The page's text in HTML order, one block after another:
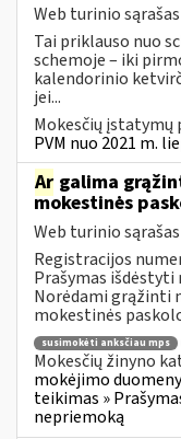
Web turinio sąrašas
Tai priklauso nuo
schemoje – iki
kalendorinio
jei...
Mokesčių įstatymų
PVM nuo 2021 m.
Ar galima
mokestinės
Web turinio sąrašas
Registracijos
Prašymas išdėstyti
Norėdami grąžinti
mokestinės
susimokėti anksčiau mps
Mokesčių žinyno
mokėjimo
teikimas »
nepriemoką